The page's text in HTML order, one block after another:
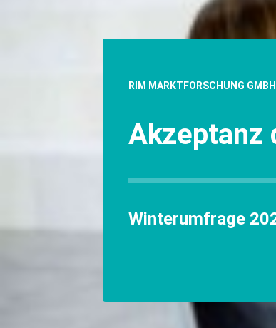
RIM MARKTFORSCHUNG
Akzeptanz
Winterumfrage